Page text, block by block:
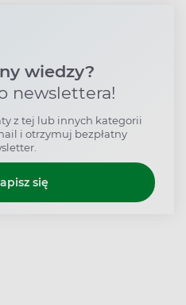
wiedzy?
newslettera!
z tej lub innych kategorii
i otrzymuj bezpłatny
się